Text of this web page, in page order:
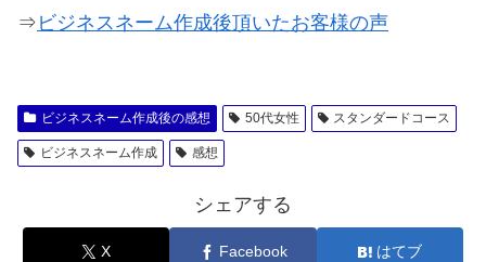
⇒ ビジネスネーム作成後頂いたお客様の声
ビジネスネーム作成後の感想 50代女性 スタンダードコース
ビジネスネーム作成 感想
シェアする
X Facebook はてブ